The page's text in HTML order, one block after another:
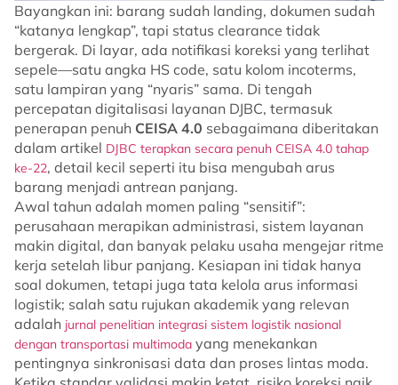
Bayangkan ini: barang sudah landing, dokumen sudah
“katanya lengkap”, tapi status clearance tidak
bergerak. Di layar, ada notifikasi koreksi yang terlihat
sepele—satu angka HS code, satu kolom incoterms,
satu lampiran yang “nyaris” sama. Di tengah
percepatan digitalisasi layanan DJBC, termasuk
penerapan penuh CEISA 4.0 sebagaimana diberitakan
dalam artikel DJBC terapkan secara penuh CEISA 4.0 tahap
ke-22, detail kecil seperti itu bisa mengubah arus
barang menjadi antrean panjang.
Awal tahun adalah momen paling “sensitif”:
perusahaan merapikan administrasi, sistem layanan
makin digital, dan banyak pelaku usaha mengejar ritme
kerja setelah libur panjang. Kesiapan ini tidak hanya
soal dokumen, tetapi juga tata kelola arus informasi
logistik; salah satu rujukan akademik yang relevan
adalah jurnal penelitian integrasi sistem logistik nasional
dengan transportasi multimoda yang menekankan
pentingnya sinkronisasi data dan proses lintas moda.